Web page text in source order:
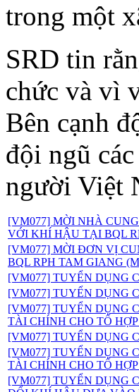
trong một
SRD tin
chức và vì
Bên cạnh
đội ngũ
người Việt
[VM077] MỜI NHÀ
VỚI KHÍ HẬU TẠI BQL
[VM077] MỜI ĐƠN VỊ
BQL RPH TAM GIANG
[VM077] TUYỂN DỤNG
[VM077] TUYỂN DỤNG
[VM077] TUYỂN DỤNG
TÀI CHÍNH CHO TỔ
[VM077] TUYỂN DỤNG
[VM077] TUYỂN DỤNG
TÀI CHÍNH CHO TỔ
[VM077] TUYỂN DỤNG